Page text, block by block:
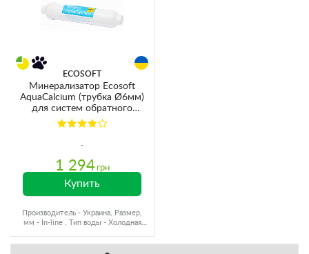
ECOSOFT
Минерализатор Ecosoft
AquaCalcium (трубка Ø6мм)
для систем обратного
осмоса Pure Aquacalcium
(PD2010MACPURE)
1 294 грн
Купить
Производитель - Украина, Размер,
мм - In-line , Тип воды - Холодная